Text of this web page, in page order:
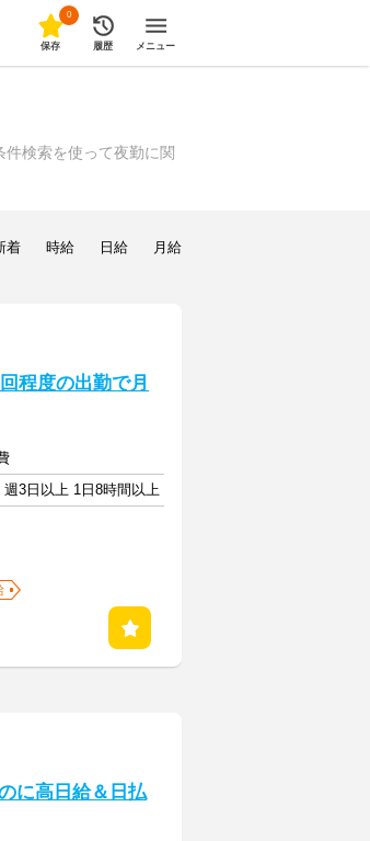
0
保存 履歴 メニュー
検索を使って夜勤に関
着 時給 日給 月給
程度の出勤で月
週3日以上 1日8時間以上
に高日給＆日払